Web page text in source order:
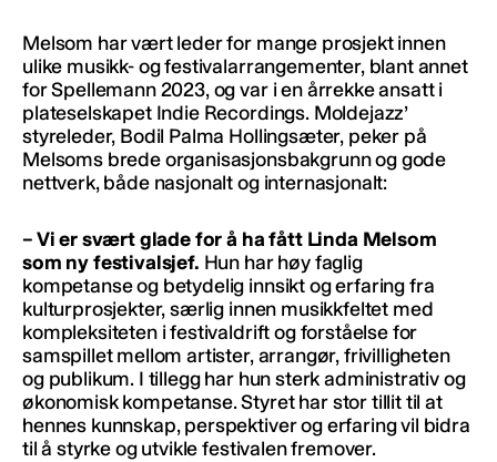
Melsom har vært leder for mange prosjekt innen
ulike musikk- og festivalarrangementer, blant annet
for Spellemann 2023, og var i en årrekke ansatt i
plateselskapet Indie Recordings. Moldejazz’
styreleder, Bodil Palma Hollingsæter, peker på
Melsoms brede organisasjonsbakgrunn og gode
nettverk, både nasjonalt og internasjonalt:
– Vi er svært glade for å ha fått Linda Melsom
som ny festivalsjef. Hun har høy faglig
kompetanse og betydelig innsikt og erfaring fra
kulturprosjekter, særlig innen musikkfeltet med
kompleksiteten i festivaldrift og forståelse for
samspillet mellom artister, arrangør, frivilligheten
og publikum. I tillegg har hun sterk administrativ og
økonomisk kompetanse. Styret har stor tillit til at
hennes kunnskap, perspektiver og erfaring vil bidra
til å styrke og utvikle festivalen fremover.